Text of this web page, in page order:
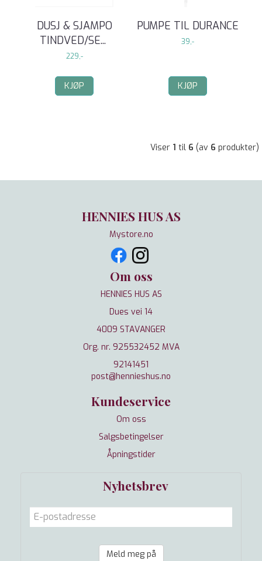
DUSJ & SJAMPO
TINDVED/SE...
229,-
KJØP
PUMPE TIL DURANCE
39,-
KJØP
Viser 1 til 6 (av 6 produkter)
HENNIES HUS AS
Mystore.no
Om oss
HENNIES HUS AS
Dues vei 14
4009 STAVANGER
Org. nr. 925532452 MVA
92141451
post@hennieshus.no
Kundeservice
Om oss
Salgsbetingelser
Åpningstider
Nyhetsbrev
Meld meg på